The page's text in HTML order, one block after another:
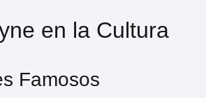
en la Cultura
Famosos